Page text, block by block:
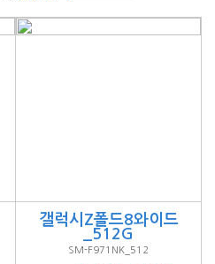
갤럭시Z폴드8와이드
_512G
SM-F971NK_512